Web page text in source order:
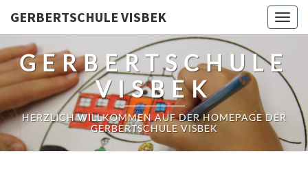
content
GERBERTSCHULE VISBEK
GERBERTSCHULE
VISBEK
HERZLICH WILLKOMMEN AUF DER HOMEPAGE DER
GERBERTSCHULE VISBEK